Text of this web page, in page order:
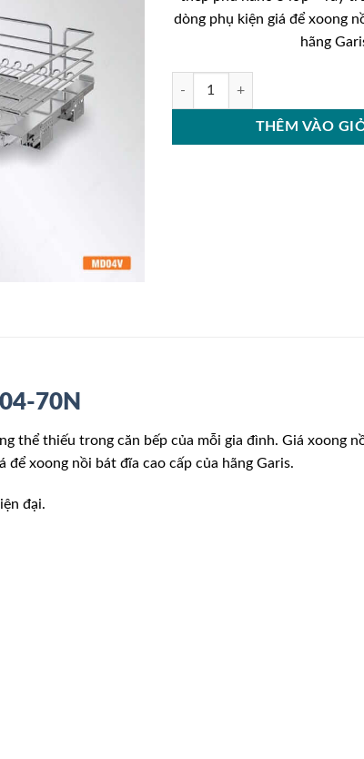
dòng phụ kiện giá để xoong
hãng
Giá bát đĩa và xoong nồi Garis
THÊM VÀO
70N
thể thiếu trong căn bếp của mỗi gia đình. Giá xoong
xoong nồi bát đĩa cao cấp của hãng Garis.
đại.